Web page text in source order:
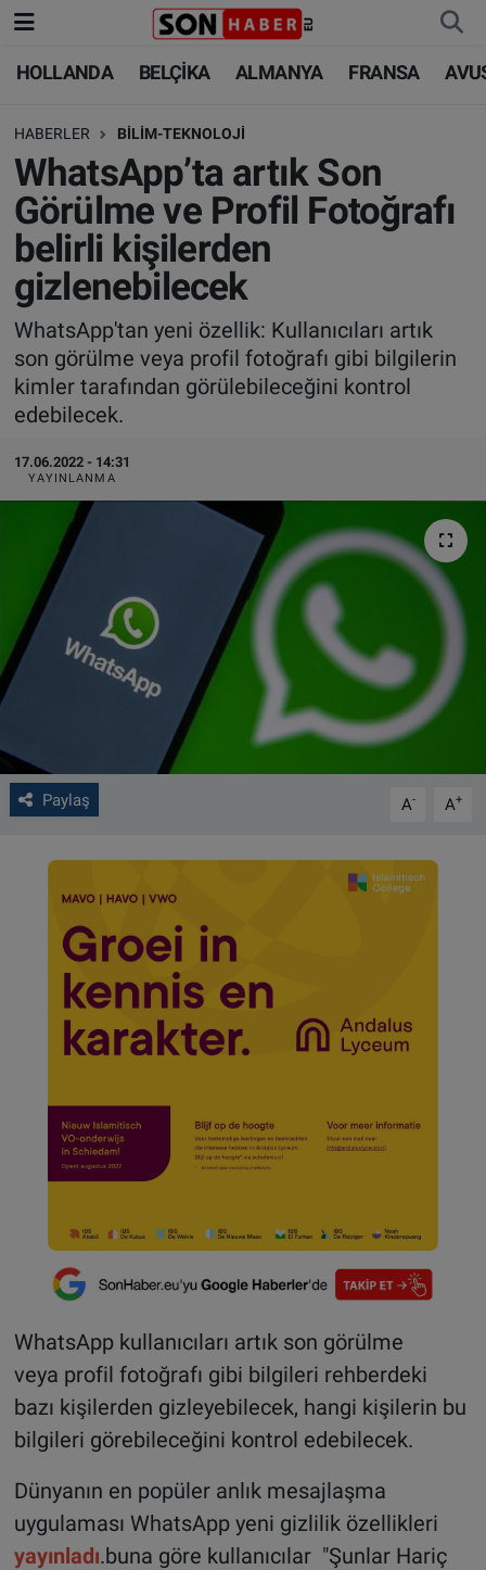
HOLLANDA BELÇİKA ALMANYA FRANSA
HABERLER BİLİM-TEKNOLOJİ
WhatsApp’ta artık Son
Görülme ve Profil Fotoğrafı
belirli kişilerden
gizlenebilecek
WhatsApp'tan yeni özellik: Kullanıcıları artık
son görülme veya profil fotoğrafı gibi bilgilerin
kimler tarafından görülebileceğini kontrol
edebilecek.
17.06.2022 - 14:31
YAYINLANMA
Paylaş A- A+
WhatsApp kullanıcıları artık son görülme
veya profil fotoğrafı gibi bilgileri rehberdeki
bazı kişilerden gizleyebilecek, hangi kişilerin bu
bilgileri görebileceğini kontrol edebilecek.
Dünyanın en popüler anlık mesajlaşma
uygulaması WhatsApp yeni gizlilik özellikleri
yayınladı.buna göre kullanıcılar "Şunlar Hariç
HOLLANDA
BELÇİKA
ALMANYA
FRANSA
AVUSTURYA
SAĞLIK - YAŞAM
BİLİM-TEKNOLOJİ
HOLLANDA
BELÇİKA
ALMANYA
TÜRKİYE
DÜNYA
BİLİM-TEKNOLOJİ
SAĞLIK
FOTO GALERİ
VIDEO GALERİ
ALGEMENE VOORWAARDEN
CONTACT
Çerez Politikası
Nöbetçi Eczaneler
Hava Durumu
Trafik Durumu
Süper Lig Puan Durumu ve Fikstür
Tüm Manşetler
Son Dakika Haberleri
Haber Arşivi